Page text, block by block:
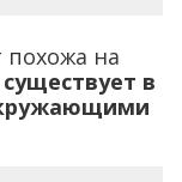
на
в